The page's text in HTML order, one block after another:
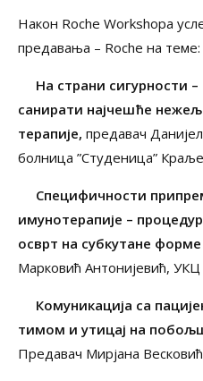
Након Roche Workshopa
предавања – Roche на теме:
На страни сигурности
санирати најчешће
терапије, предавач
болница ”Студеница”
Специфичности
имунотерапије –
осврт на субкутане форме
Марковић Антонијевић, УКЦ
Комуникација са
тимом и утицај на
Предавач Мирјана